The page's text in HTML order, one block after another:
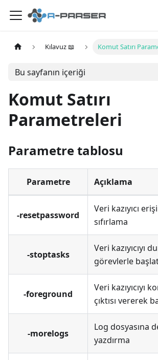
Kılavuz 📖 Komut Satırı
Bu sayfanın içeriği
Komut Satırı
Parametreleri
Parametre tablosu
Parametre Açıklama
-resetpassword
Veri kazıyıcı
sıfırlama
-stoptasks
Veri kazıyıcıyı
görevlerle
-foreground
Veri kazıyıcıyı
çıktısı vererek
-morelogs
Log dosyasına
yazdırma